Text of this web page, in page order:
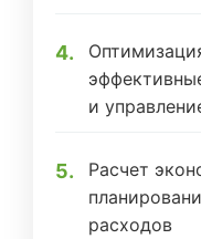
и
Расчет
расходов